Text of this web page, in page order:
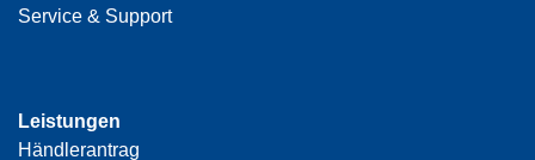
Service & Support
Leistungen
Händlerantrag